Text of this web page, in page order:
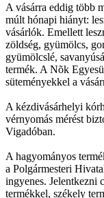
A vásárra eddig több
múlt hónapi hiányt:
vásárlók. Emellett
zöldség, gyümölcs,
gyümölcslé,
termék. A Nõk
süteményekkel a
A kézdivásárhelyi
vérnyomás mérést
Vigadóban.
A hagyományos
a Polgármesteri
ingyenes. Jelentkezni
termékkel, székely